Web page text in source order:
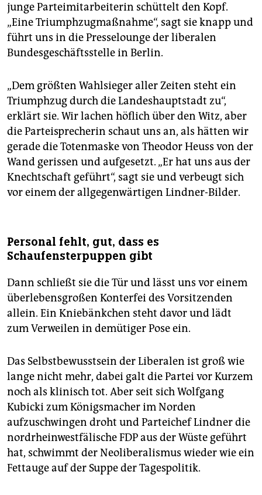
junge Parteimitarbeiterin schüttelt den Kopf.
„Eine Triumphzugmaßnahme“, sagt sie knapp und
führt uns in die Presselounge der liberalen
Bundesgeschäftsstelle in Berlin.
„Dem größten Wahlsieger aller Zeiten steht ein
Triumphzug durch die Landeshauptstadt zu“,
erklärt sie. Wir lachen höflich über den Witz, aber
die Parteisprecherin schaut uns an, als hätten wir
gerade die Totenmaske von Theodor Heuss von der
Wand gerissen und aufgesetzt. „Er hat uns aus der
Knechtschaft geführt“, sagt sie und verbeugt sich
vor einem der allgegenwärtigen Lindner-Bilder.
Personal fehlt, gut, dass es
Schaufensterpuppen gibt
Dann schließt sie die Tür und lässt uns vor einem
überlebensgroßen Konterfei des Vorsitzenden
allein. Ein Kniebänkchen steht davor und lädt
zum Verweilen in demütiger Pose ein.
Das Selbstbewusstsein der Liberalen ist groß wie
lange nicht mehr, dabei galt die Partei vor Kurzem
noch als klinisch tot. Aber seit sich Wolfgang
Kubicki zum Königsmacher im Norden
aufzuschwingen droht und Parteichef Lindner die
nordrheinwestfälische FDP aus der Wüste geführt
hat, schwimmt der Neoliberalismus wieder wie ein
Fettauge auf der Suppe der Tagespolitik.